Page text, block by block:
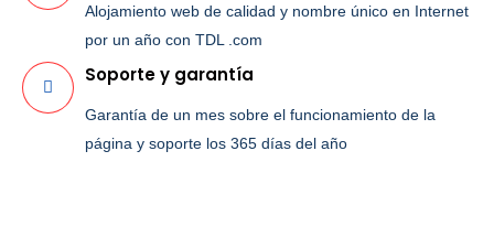
Alojamiento web de calidad y nombre único en Internet
por un año con TDL .com
Soporte y garantía
Garantía de un mes sobre el funcionamiento de la
página y soporte los 365 días del año